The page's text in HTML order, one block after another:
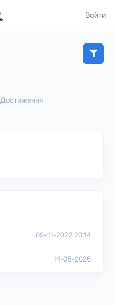
Войти
Достижения
09-11-2023 20:14
14-05-2026